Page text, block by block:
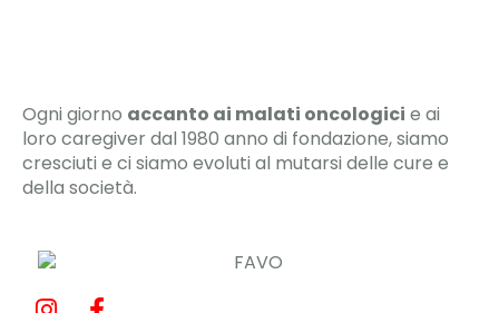
Ogni giorno accanto ai malati oncologici e ai
loro caregiver dal 1980 anno di fondazione, siamo
cresciuti e ci siamo evoluti al mutarsi delle cure e
della società.